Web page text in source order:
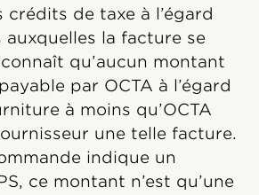
crédits de taxe à l’égard
la facture se
qu’aucun montant
par OCTA à l’égard
à moins qu’OCTA
une telle facture.
indique un
ce montant n’est qu’une